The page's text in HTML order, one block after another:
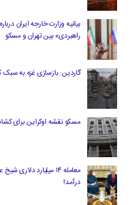
بیانیه وزارت خارجه ایران
راهبردی» بین تهران و مسکو
گاردین: بازسازی غزه به
مسکو نقشه اوکراین برای
معامله ۱۴ میلیارد
درآمد!